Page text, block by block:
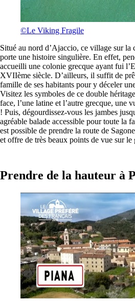
©Le Viking Fragile
Situé au nord d’Ajaccio, ce village sur la
porte une histoire singulière. En effet,
accueilli une colonie grecque ayant fui
XVIIème siècle. D’ailleurs, il suffit de
famille de ses habitants pour y déceler
Visitez les symboles de ce double
face, l’une latine et l’autre grecque, une
! Puis, dégourdissez-vous les jambes
agréable balade accessible pour toute la
est possible de prendre la route de
et offre de très beaux points de vue sur le
Prendre de la hauteur à